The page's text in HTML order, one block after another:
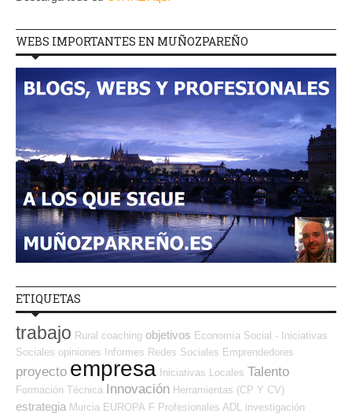
WEBS IMPORTANTES EN MUÑOZPAREÑO
ETIQUETAS
trabajo Rural coaching objetivos Economía Social - Iniciativas
Sociales opiniones Informes Redes Sociales Emprendedores
proyecto empresa Iniciativas Locales Talento
Formación Técnica Innovación Herramientas (CP Y CV)
estrategia Murcia EUROPA F Profesionales ADL investigación